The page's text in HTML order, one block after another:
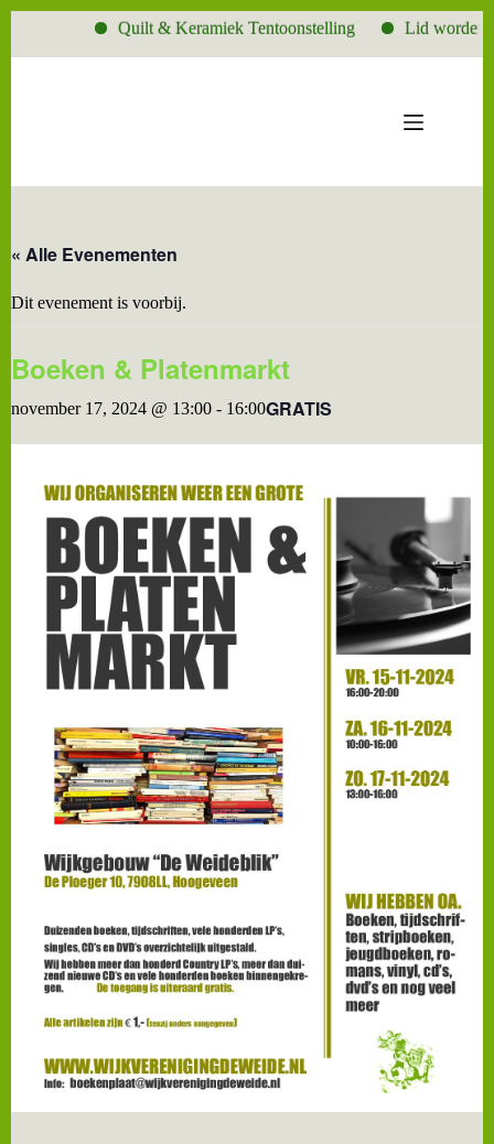
Quilt & Keramiek Tentoonstelling
Lid worden?
« Alle Evenementen
Dit evenement is voorbij.
Boeken & Platenmarkt
november 17, 2024 @ 13:00 - 16:00GRATIS